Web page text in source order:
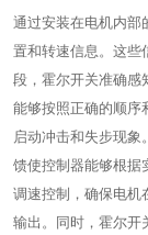
通过安装在电机内部
置和转速信息。这些
段，霍尔开关准确感
能够按照正确的顺序
启动冲击和失步现象
馈使控制器能够根据
调速控制，确保电机
输出。同时，霍尔开